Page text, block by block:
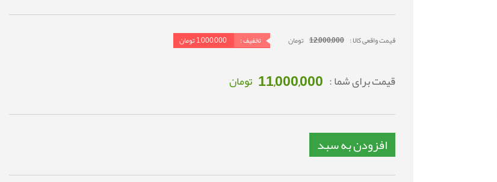
قیمت واقعی کالا : 12,000,000 تومان تخفیف : 1,000,000تومان
قیمت برای شما : 11,000,000 تومان
افزودن به سبد